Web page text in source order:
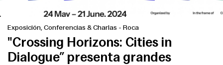
Exposición, Conferencias & Charlas - Roca
"Crossing Horizons: Cities in
Dialogue” presenta grandes